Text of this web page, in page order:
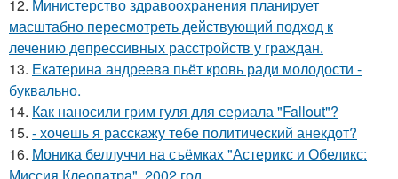
12. Министерство здравоохранения планирует
масштабно пересмотреть действующий подход к
лечению депрессивных расстройств у граждан.
13. Екатерина андреева пьёт кровь ради молодости -
буквально.
14. Как наносили грим гуля для сериала "Fallout"?
15. - хочешь я расскажу тебе политический анекдот?
16. Моника беллуччи на съёмках "Астерикс и Обеликс:
Миссия Клеопатра", 2002 год.